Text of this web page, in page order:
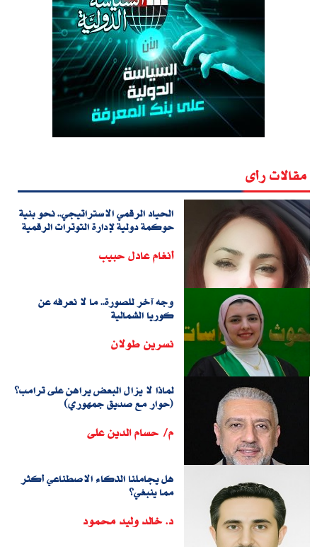
مقالات رأى
الحياد الرقمي الاستراتيجي.. نحو بنية
حوكمة دولية لإدارة التوترات الرقمية
أنغام عادل حبيب
وجه آخر للصورة.. ما لا نعرفه عن
كوريا الشمالية
نسرين طولان
لماذا لا يزال البعض يراهن على ترامب؟
(حوار مع صديق جمهوري)
م/ حسام الدين على
هل يجاملنا الذكاء الاصطناعي أكثر
مما ينبغي؟
د. خالد وليد محمود